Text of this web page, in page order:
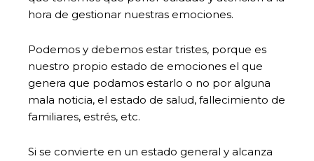
hora de gestionar nuestras emociones.
Podemos y debemos estar tristes, porque es
nuestro propio estado de emociones el que
genera que podamos estarlo o no por alguna
mala noticia, el estado de salud, fallecimiento de
familiares, estrés, etc.
Si se convierte en un estado general y alcanza